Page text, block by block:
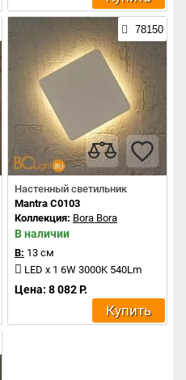
78150
Настенный светильник
Mantra C0103
Коллекция: Bora Bora
В наличии
В: 13 см
LED x 1 6W 3000K 540Lm
Цена: 8 082 Р.
Купить